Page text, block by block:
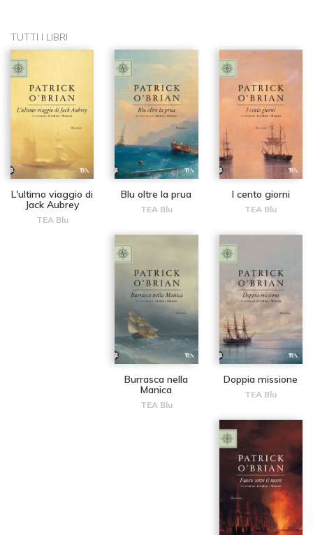
TUTTI I LIBRI
L'ultimo viaggio di
Jack Aubrey
TEA Blu
Blu oltre la prua
TEA Blu
I cento giorni
TEA Blu
Burrasca nella
Manica
TEA Blu
Doppia missione
TEA Blu